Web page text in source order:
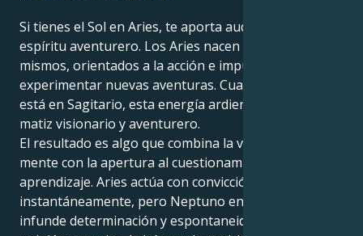
Si tienes el Sol en Aries, te aporta audacia, valor y
espíritu aventurero. Los Aries nacen seguros de sí
mismos, orientados a la acción e impulsados a
experimentar nuevas aventuras. Cuando Neptuno
está en Sagitario, esta energía ardiente adquiere un
matiz visionario y aventurero.
El resultado es algo que combina la valentía de la
mente con la apertura al cuestionamiento y el
aprendizaje. Aries actúa con convicción e
instantáneamente, pero Neptuno en Sagitario les
infunde determinación y espontaneidad al motivar su